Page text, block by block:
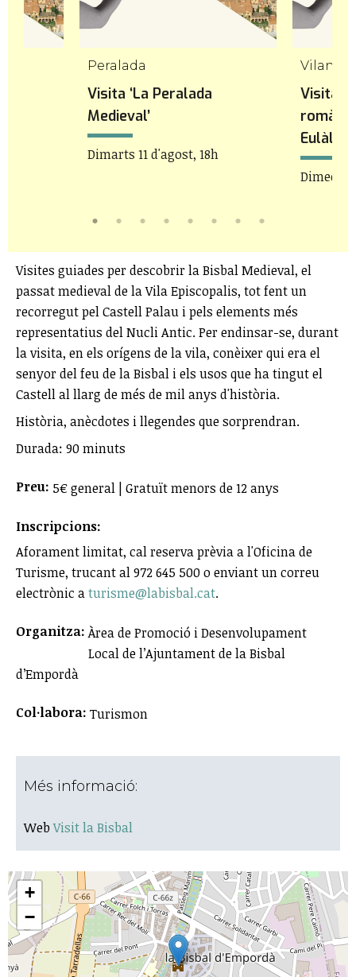
Peralada
Visita ‘La Peralada
Medieval’
Dimarts 11 d'agost, 18h
Visita a
Eulàlia
Visites guiades per descobrir la Bisbal Medieval, el
passat medieval de la Vila Episcopalis, tot fent un
recorregut pel Castell Palau i pels elements més
representatius del Nucli Antic. Per endinsar-se, durant
la visita, en els orígens de la vila, conèixer qui era el
senyor del feu de la Bisbal i els usos que ha tingut el
Castell al llarg de més de mil anys d'història.
Història, anècdotes i llegendes que sorprendran.
Durada: 90 minuts
Preu: 5€ general | Gratuït menors de 12 anys
Inscripcions:
Aforament limitat, cal reserva prèvia a l'Oficina de
Turisme, trucant al 972 645 500 o enviant un correu
electrònic aturisme@labisbal.cat.
Organitza: Àrea de Promoció i Desenvolupament
Local de l’Ajuntament de la Bisbal
d’Empordà
Col·labora: Turismon
Més informació:
WebVisit la Bisbal
+
−